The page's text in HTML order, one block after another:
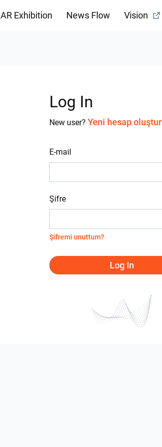
AR Exhibition News Flow Vision
Log In
New user? Yeni hesap oluştur
E-mail
Şifre
Şifremi unuttum?
Log In